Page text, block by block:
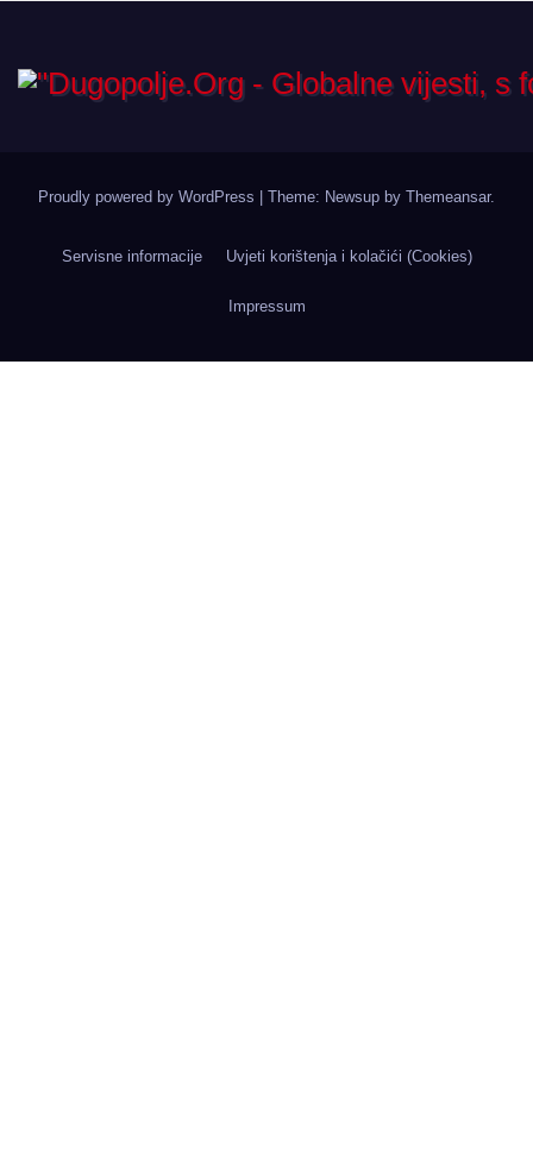
Proudly powered by WordPress Theme: Newsup by Themeansar.
Servisne informacije Uvjeti korištenja i kolačići (Cookies)
Impressum